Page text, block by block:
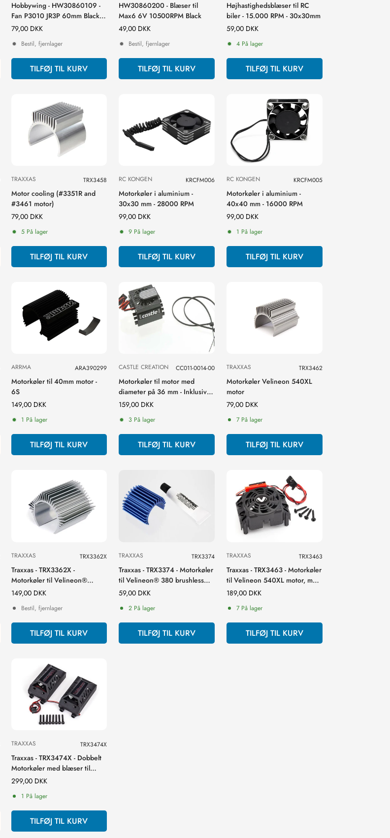
Hobbywing - HW30860109 -
Fan P3010 JR3P 60mm Black-B
Platinum 100/120/150, Ezrun
Normal
pris
79,00 DKK
Bestil, fjernlager
TILFØJ TIL KURV
HW30860200 - Blæser til
Max6 6V 10500RPM Black
Normal
pris
49,00 DKK
Bestil, fjernlager
TILFØJ TIL KURV
Højhastighedsblæser til RC
biler - 15.000 RPM - 30x30mm
Normal
59,00 DKK
4 På lager
TILFØJ TIL KURV
TRAXXAS TRX3458
Motor cooling (#3351R and
#3461 motor)
Normal
pris
79,00 DKK
5 På lager
TILFØJ TIL KURV
RC KONGEN KRCFM006
Motorkøler i aluminium -
30x30 mm - 28000 RPM
Normal
pris
99,00 DKK
9 På lager
TILFØJ TIL KURV
RC KONGEN KRCFM005
Motorkøler i aluminium -
40x40 mm - 16000 RPM
Normal
pris
99,00 DKK
1 På lager
TILFØJ TIL KURV
ARRMA ARA390299
Motorkøler til 40mm motor -
6S
Normal
pris
149,00 DKK
1 På lager
TILFØJ TIL KURV
CASTLE CREATION CC011-0014-00
Motorkøler til motor med
diameter på 36 mm - Inklusiv
monterringsstrips.
Normal
pris
159,00 DKK
3 På lager
TILFØJ TIL KURV
TRAXXAS TRX3462
Motorkøler Velineon 540XL
motor
Normal
pris
79,00 DKK
7 På lager
TILFØJ TIL KURV
TRAXXAS TRX3362X
Traxxas - TRX3362X -
Motorkøler til Velineon®
1200XL
Normal
149,00 DKK
Bestil, fjernlager
TILFØJ TIL KURV
TRAXXAS TRX3374
Traxxas - TRX3374 - Motorkøler
til Velineon® 380 brushless
motor, aluminum (blue-
Normal
59,00 DKK
2 På lager
TILFØJ TIL KURV
TRAXXAS TRX3463
Traxxas - TRX3463 - Motorkøler
til Velineon 540XL motor, med
skruer
Normal
189,00 DKK
7 På lager
TILFØJ TIL KURV
TRAXXAS TRX3474X
Traxxas - TRX3474X - Dobbelt
Motorkøler med blæser til
Velineon® 1200XL motor
Normal
299,00 DKK
1 På lager
TILFØJ TIL KURV
Confirm your age
NO, I'M NOT